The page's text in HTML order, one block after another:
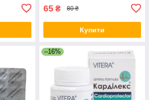
65 ₴ 80 ₴
Купити
–16%